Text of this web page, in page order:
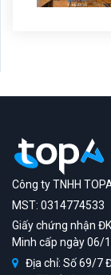
Công ty TNHH
MST: 0314774533
Giấy chứng nhận
Minh cấp ngày 06/
Địa chỉ: Số 69/7